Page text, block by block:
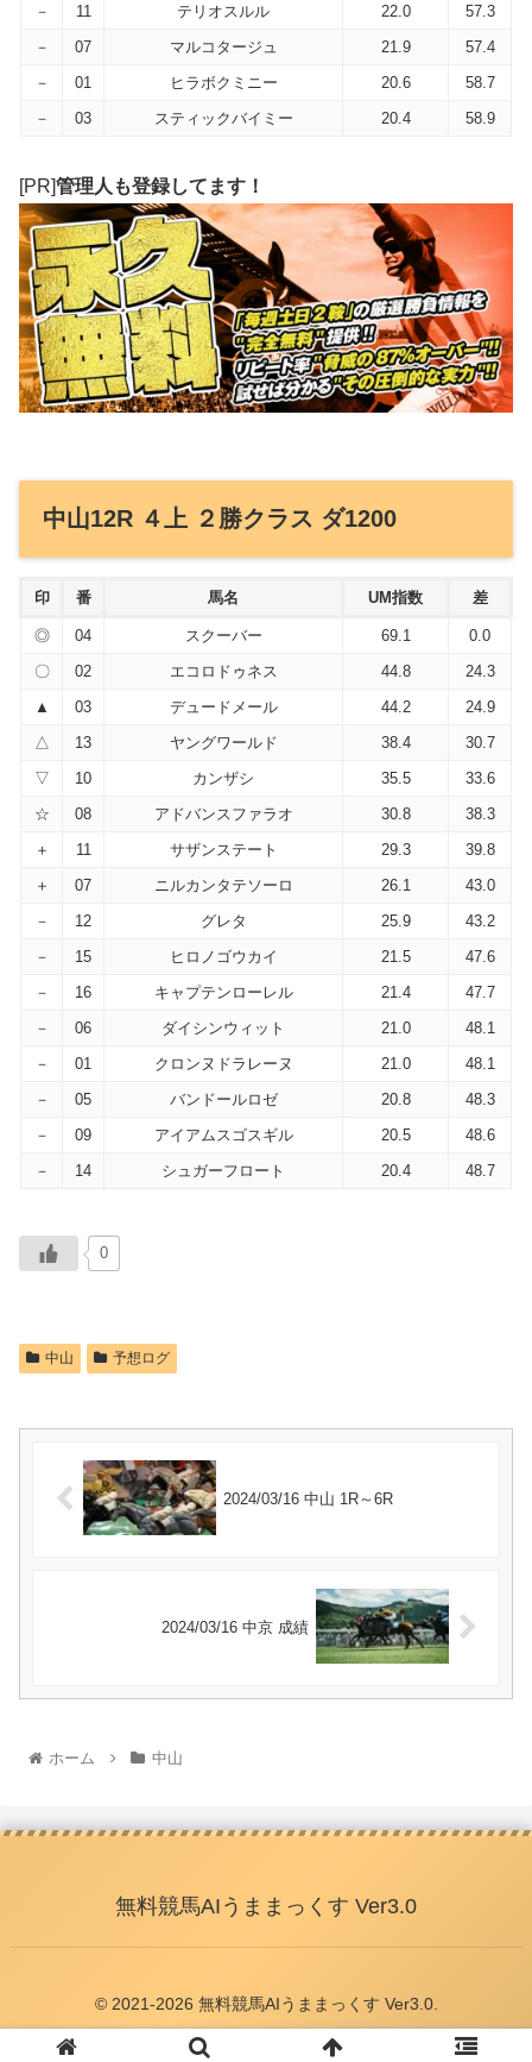
－
11 テリオスルル 22.0
57.3
－
07 マルコタージュ 21.9
57.4
－
01 ヒラボクミニー 20.6
58.7
－
03 スティックバイミー 20.4 58.9
[PR]管理人も登録してます！
中山12R ４上 ２勝クラス ダ1200
印 番 馬名 UM指数 差
◎ 04 スクーバー 69.1
0.0
〇
02 エコロドゥネス 44.8
24.3
▲
03 デュードメール 44.2
24.9
△
13 ヤングワールド 38.4
30.7
▽
10 カンザシ 35.5
33.6
☆
08 アドバンスファラオ 30.8
38.3
＋
11 サザンステート 29.3
39.8
＋
07 ニルカンタテソーロ 26.1
43.0
－
12 グレタ 25.9
43.2
－
15 ヒロノゴウカイ 21.5
47.6
－
16 キャプテンローレル 21.4
47.7
－
06 ダイシンウィット 21.0
48.1
－
01 クロンヌドラレーヌ 21.0
48.1
－
05 バンドールロゼ 20.8
48.3
－
09 アイアムスゴスギル 20.5
48.6
－
14 シュガーフロート 20.4 48.7
0
中山 予想ログ
2024/03/16 中山 1R～6R
2024/03/16 中京 成績
ホーム 中山
無料競馬AIうままっくす Ver3.0
© 2021-2026 無料競馬AIうままっくす Ver3.0.